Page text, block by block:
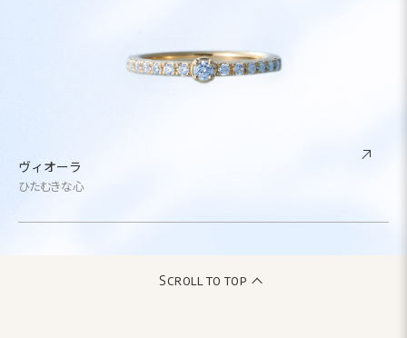
ヴィオーラ
ひたむきな心
Scroll to top